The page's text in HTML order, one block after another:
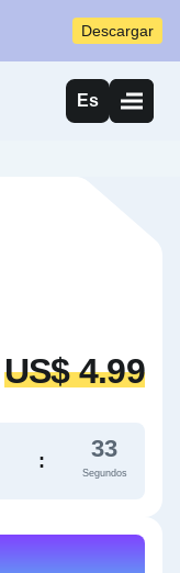
Descargar
Es
US$ 4.99
: 32
Segundos